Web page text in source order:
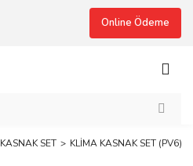
Online Ödeme
KASNAK SET KLİMA KASNAK SET (PV6)